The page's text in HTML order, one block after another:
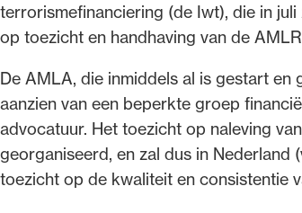
terrorismefinanciering (de Iwt), die in
op toezicht en handhaving van de
De AMLA, die inmiddels al is gestart
aanzien van een beperkte groep
advocatuur. Het toezicht op naleving
georganiseerd, en zal dus in Nederland
toezicht op de kwaliteit en consistentie